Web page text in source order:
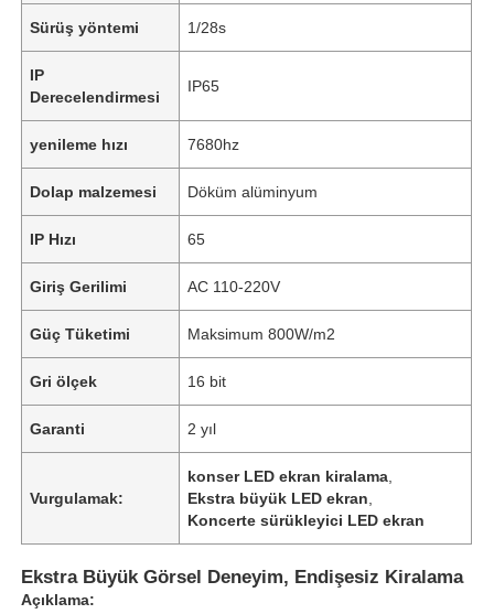
Sürüş yöntemi 1/28s
IP
Derecelendirmesi
IP65
yenileme hızı 7680hz
Dolap malzemesi Döküm alüminyum
IP Hızı 65
Giriş Gerilimi AC 110-220V
Güç Tüketimi Maksimum 800W/m2
Gri ölçek 16 bit
Garanti 2 yıl
Vurgulamak:
konser LED ekran kiralama
Ekstra büyük LED ekran
Koncerte sürükleyici LED ekran
Ekstra Büyük Görsel Deneyim, Endişesiz Kiralama
Açıklama: